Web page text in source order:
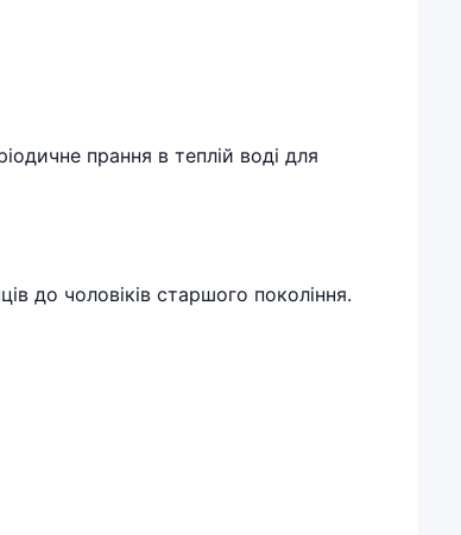
прання в теплій воді для
до чоловіків старшого покоління.